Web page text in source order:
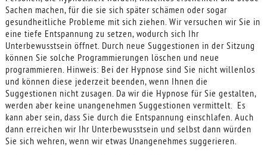
Sachen machen, für die sie sich später schämen oder sogar
gesundheitliche Probleme mit sich ziehen. Wir versuchen wir Sie in
eine tiefe Entspannung zu setzen, wodurch sich Ihr
Unterbewusstsein öffnet. Durch neue Suggestionen in der Sitzung
können Sie solche Programmierungen löschen und neue
programmieren. Hinweis: Bei der Hypnose sind Sie nicht willenlos
und können diese jederzeit beenden, wenn Ihnen die
Suggestionen nicht zusagen. Da wir die Hypnose für Sie gestalten,
werden aber keine unangenehmen Suggestionen vermittelt. Es
kann aber sein, dass Sie durch die Entspannung einschlafen. Auch
dann erreichen wir Ihr Unterbewusstsein und selbst dann würden
Sie sich wehren, wenn wir etwas Unangenehmes suggerieren.